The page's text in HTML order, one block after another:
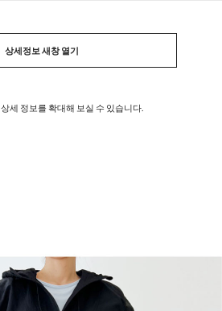
상세정보 새창 열기
상세 정보를 확대해 보실 수 있습니다.